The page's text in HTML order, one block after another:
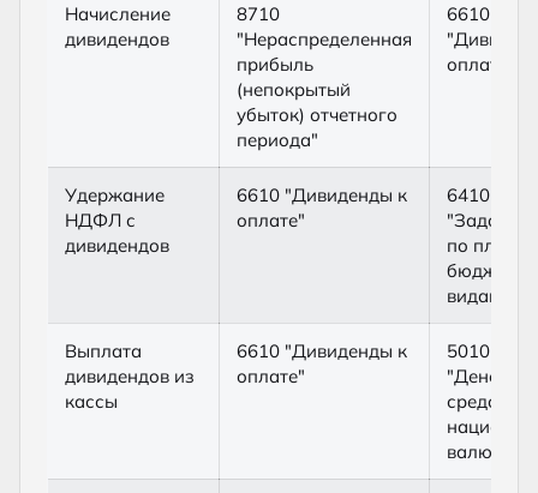
Начисление
дивидендов
8710
"Нераспределенная
прибыль
(непокрытый
убыток) отчетного
периода"
6610
оплате"
Удержание
НДФЛ с
дивидендов
6610 "Дивиденды к
оплате"
6410
по
бюджет
видам)"
Выплата
дивидендов из
кассы
6610 "Дивиденды к
оплате"
5010
средства
валюте"